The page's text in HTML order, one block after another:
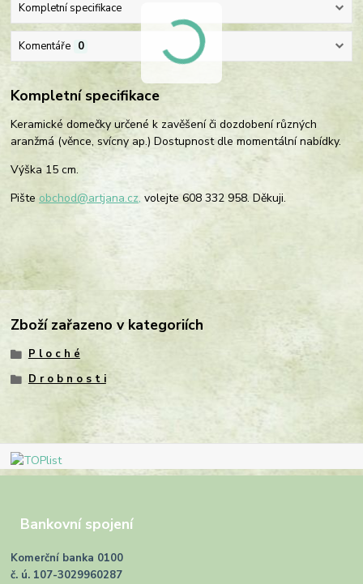
Kompletní specifikace
Komentáře 0
Kompletní specifikace
Keramické domečky určené k zavěšení či dozdobení různých
aranžmá (věnce, svícny ap.) Dostupnost dle momentální nabídky.
Výška 15 cm.
Pište obchod@artjana.cz, volejte 608 332 958. Děkuji.
Zboží zařazeno v kategoriích
P l o c h é
D r o b n o s t i
Bankovní spojení
Komerční banka 0100
č. ú. 107-3029960287